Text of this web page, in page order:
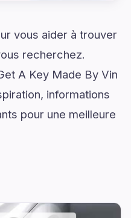
vous aider à trouver
recherchez.
A Key Made By Vin
informations
pour une meilleure